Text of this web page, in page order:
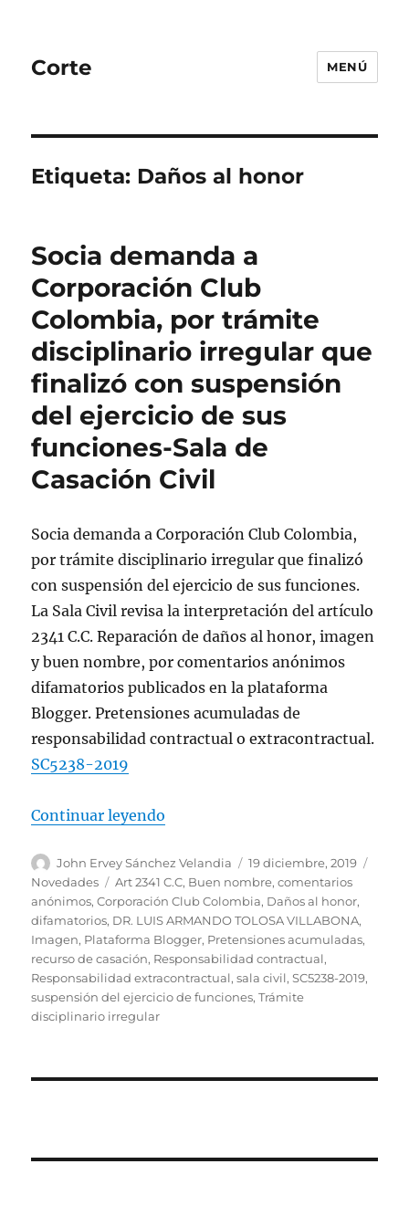
Corte MENÚ
Etiqueta: Daños al honor
Socia demanda a
Corporación Club
Colombia, por trámite
disciplinario irregular que
finalizó con suspensión
del ejercicio de sus
funciones-Sala de
Casación Civil
Socia demanda a Corporación Club Colombia,
por trámite disciplinario irregular que finalizó
con suspensión del ejercicio de sus funciones.
La Sala Civil revisa la interpretación del artículo
2341 C.C. Reparación de daños al honor, imagen
y buen nombre, por comentarios anónimos
difamatorios publicados en la plataforma
Blogger. Pretensiones acumuladas de
responsabilidad contractual o extracontractual.
SC5238-2019
Continuar leyendo
Autor
John Ervey Sánchez Velandia
Publicado
el
19 diciembre, 2019
Novedades
Etiquetas
Art 2341 C.C, Buen nombre,comentarios
anónimos,Corporación Club Colombia, Daños al honor,
difamatorios, DR. LUIS ARMANDO TOLOSA VILLABONA,
Imagen, Plataforma Blogger, Pretensiones acumuladas,
recurso de casación, Responsabilidad contractual,
Responsabilidad extracontractual,sala civil,SC5238-2019,
suspensión del ejercicio de funciones,Trámite
disciplinario irregular